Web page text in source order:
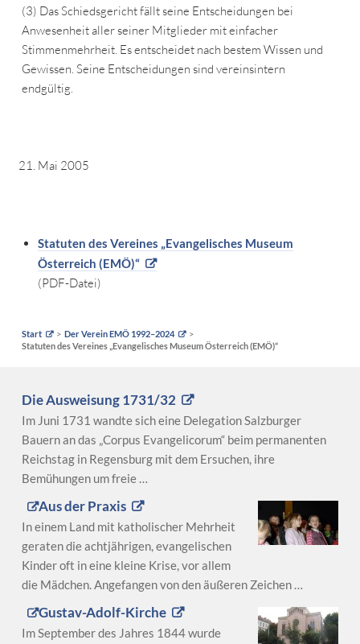
(3) Das Schiedsgericht fällt seine Entscheidungen bei
Anwesenheit aller seiner Mitglieder mit einfacher
Stimmenmehrheit. Es entscheidet nach bestem Wissen und
Gewissen. Seine Entscheidungen sind vereinsintern
endgültig.
Mai 2005
Statuten des Vereines „Evangelisches Museum
Österreich (EMÖ)“
(PDF-Datei)
Start
Der Verein EMÖ 1992–2024
Statuten des Vereines „Evangelisches Museum Österreich (EMÖ)“
Die Ausweisung 1731/32
Im Juni 1731 wandte sich eine Delegation Salzburger
Bauern an das „Corpus Evangelicorum“ beim permanenten
Reichstag in Regensburg mit dem Ersuchen, ihre
Bemühungen um freie …
Aus der Praxis
In einem Land mit katholischer Mehrheit
geraten die achtjährigen, evangelischen
Kinder oft in eine kleine Krise, vor allem
die Mädchen. Angefangen von den äußeren Zeichen …
Gustav-Adolf-Kirche
Im September des Jahres 1844 wurde